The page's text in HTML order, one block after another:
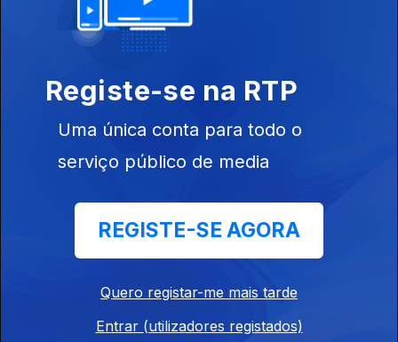
Queixas de ouvintes: música e programação
Entrevista com Sidónio Bettencourt do Centro
Regional dos Açores
17 jul. 2015
Entrevista (2º parte) com Nuno Artur Silva,
vice-presidente do conselho de administração
Registe-se na RTP
Uma única conta para todo o
serviço público de media
REGISTE-SE AGORA
Quero registar-me mais tarde
Entrar (utilizadores registados)